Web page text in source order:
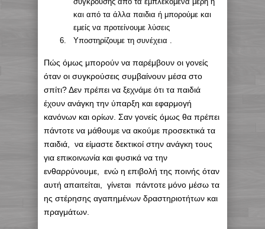
και από τα άλλα παιδια ή μπορούμε και
εμείς να προτείνουμε λύσεις
Υποστηρίζουμε τη συνέχεια .
Πώς όμως μπορούν να παρέμβουν οι γονείς
όταν οι συγκρούσεις συμβαίνουν μέσα στο
σπίτι? Δεν πρέπει να ξεχνάμε ότι τα παιδιά
έχουν ανάγκη την ύπαρξη και εφαρμογή
κανόνων και ορίων. Σαν γονείς όμως θα πρέπει
πάντοτε να μάθουμε να ακούμε προσεκτικά τα
παιδιά, να είμαστε δεκτικοί στην ανάγκη τους
για επικοινωνία και φυσικά να την
ενθαρρύνουμε, ενώ η επιβολή της ποινής όταν
αυτή απαιτείται, γίνεται πάντοτε μόνο μέσω τα
ης στέρησης αγαπημένων δραστηριοτήτων και
πραγμάτων.